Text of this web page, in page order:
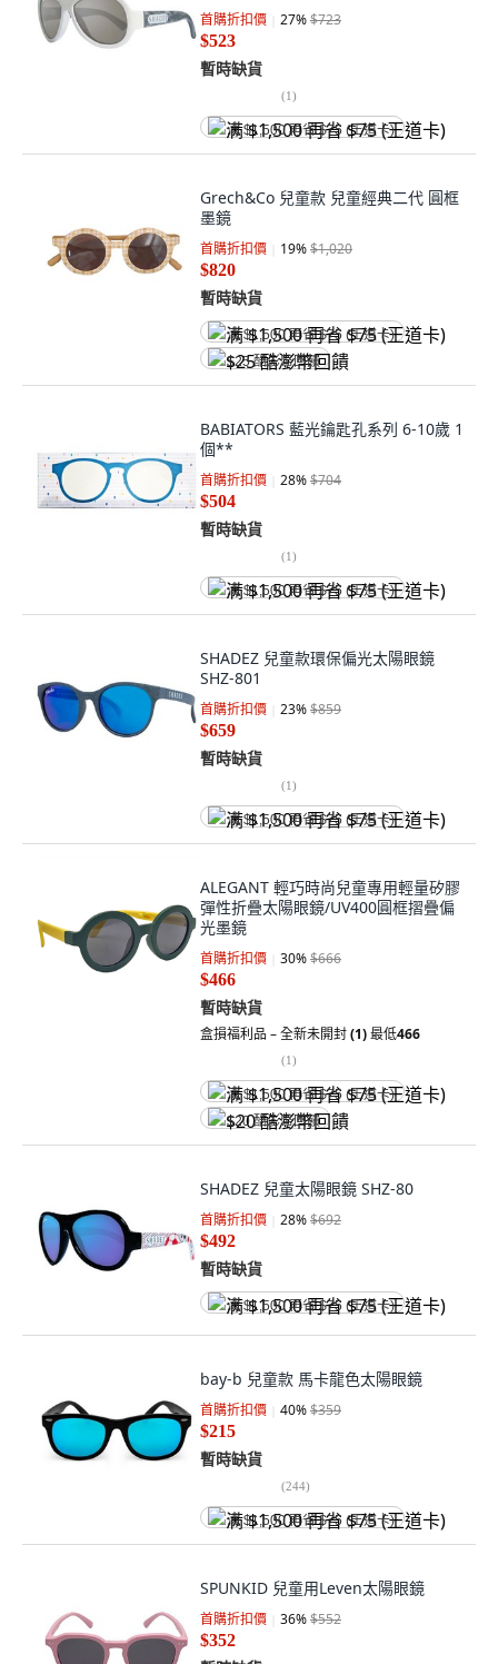
首購折扣價 27%$723
$523
暫時缺貨
(1)
满 $1,500 再省 $75 (王道卡)
Grech&Co 兒童款 兒童經典二代 圓框
墨鏡
首購折扣價 19%$1,020
$820
暫時缺貨
满 $1,500 再省 $75 (王道卡)
$25 酷澎幣回饋
BABIATORS 藍光鑰匙孔系列 6-10歲 1
個**
首購折扣價 28%$704
$504
暫時缺貨
(1)
满 $1,500 再省 $75 (王道卡)
SHADEZ 兒童款環保偏光太陽眼鏡
SHZ-801
首購折扣價 23%$859
$659
暫時缺貨
(1)
满 $1,500 再省 $75 (王道卡)
ALEGANT 輕巧時尚兒童專用輕量矽膠
彈性折疊太陽眼鏡/UV400圓框摺疊偏
光墨鏡
首購折扣價 30%$666
$466
暫時缺貨
盒損福利品 – 全新未開封(1)最低466
(1)
满 $1,500 再省 $75 (王道卡)
$20 酷澎幣回饋
SHADEZ 兒童太陽眼鏡 SHZ-80
首購折扣價 28%$692
$492
暫時缺貨
满 $1,500 再省 $75 (王道卡)
bay-b 兒童款 馬卡龍色太陽眼鏡
首購折扣價 40%$359
$215
暫時缺貨
(244)
满 $1,500 再省 $75 (王道卡)
SPUNKID 兒童用Leven太陽眼鏡
首購折扣價 36%$552
$352